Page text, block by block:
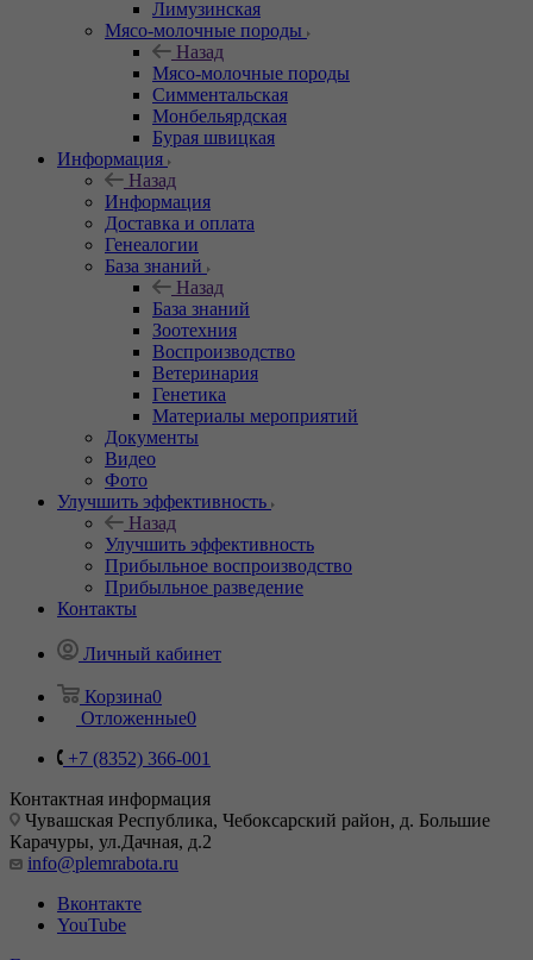
Лимузинская
Мясо-молочные породы
Назад
Мясо-молочные породы
Симментальская
Монбельярдская
Бурая швицкая
Информация
Назад
Информация
Доставка и оплата
Генеалогии
База знаний
Назад
База знаний
Зоотехния
Воспроизводство
Ветеринария
Генетика
Материалы мероприятий
Документы
Видео
Фото
Улучшить эффективность
Назад
Улучшить эффективность
Прибыльное воспроизводство
Прибыльное разведение
Контакты
Личный кабинет
Корзина0
Отложенные0
+7 (8352) 366-001
Контактная информация
Чувашская Республика, Чебоксарский район, д. Большие
Карачуры, ул.Дачная, д.2
info@plemrabota.ru
Вконтакте
YouTube